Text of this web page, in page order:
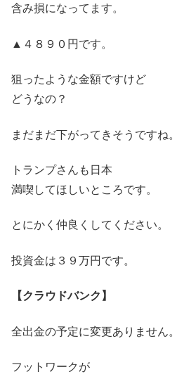
含み損になってます。
▲４８９０円です。
狙ったような金額ですけど
どうなの？
まだまだ下がってきそうですね。
トランプさんも日本
満喫してほしいところです。
とにかく仲良くしてください。
投資金は３９万円です。
【クラウドバンク】
全出金の予定に変更ありません。
フットワークが